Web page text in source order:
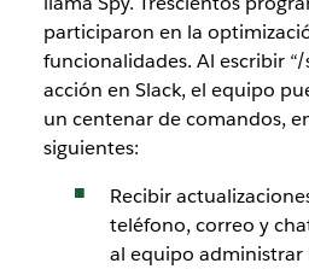
participaron en la
funcionalidades. Al escribir
acción en Slack, el equipo
un centenar de comandos,
siguientes:
Recibir
teléfono, correo y
al equipo administrar